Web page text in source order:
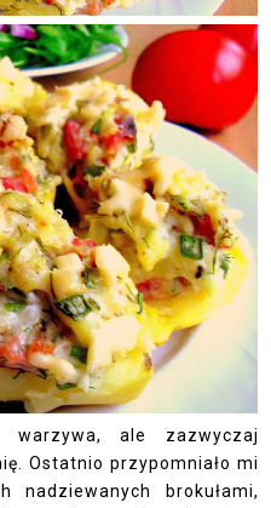
warzywa, ale zazwyczaj
Ostatnio przypomniało mi
nadziewanych brokułami,